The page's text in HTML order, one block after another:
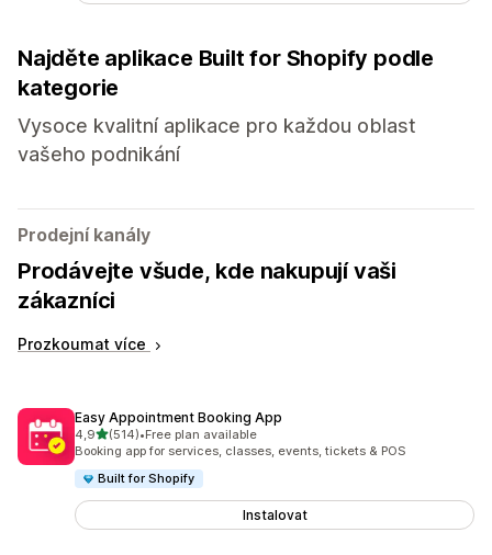
Najděte aplikace Built for Shopify podle
kategorie
Vysoce kvalitní aplikace pro každou oblast
vašeho podnikání
Prodejní kanály
Prodávejte všude, kde nakupují vaši
zákazníci
Prozkoumat více
Easy Appointment Booking App
4,9z 5 hvězd
(514)
Celkový počet recenzí: 514
•Free plan available
Booking app for services, classes, events, tickets & POS
Built for Shopify
Instalovat